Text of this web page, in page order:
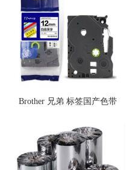
Brother 兄弟 标签国产色带